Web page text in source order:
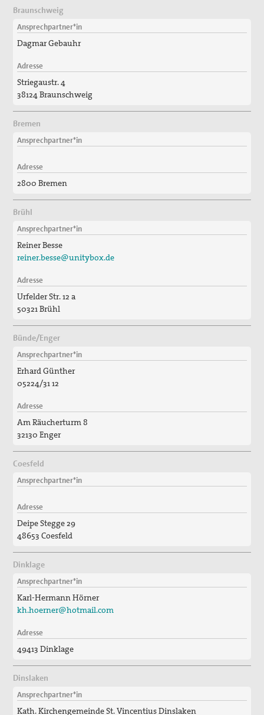
Braunschweig
Ansprechpartner*in
Dagmar Gebauhr
Adresse
Striegaustr. 4
38124 Braunschweig
Bremen
Ansprechpartner*in
Adresse
2800 Bremen
Brühl
Ansprechpartner*in
Reiner Besse
reiner.besse@unitybox.de
Adresse
Urfelder Str. 12 a
50321 Brühl
Bünde/Enger
Ansprechpartner*in
Erhard Günther
05224/31 12
Adresse
Am Räucherturm 8
32130 Enger
Coesfeld
Ansprechpartner*in
Adresse
Deipe Stegge 29
48653 Coesfeld
Dinklage
Ansprechpartner*in
Karl-Hermann Hörner
kh.hoerner@hotmail.com
Adresse
49413 Dinklage
Dinslaken
Ansprechpartner*in
Kath. Kirchengemeinde St. Vincentius Dinslaken